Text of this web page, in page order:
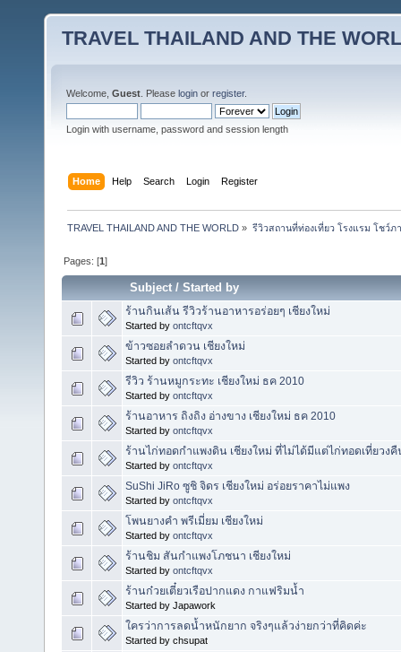
TRAVEL THAILAND AND THE
Welcome, Guest . Please login or register.
Login with username, password and session length
Home Help Search Login Register
TRAVEL THAILAND AND THE WORLD » รีวิวสถานที่ท่องเที่ยว โรงแรม โชว์ภ
Pages: [1]
Subject/Started by
ร้านกินเส้น รีวิวร้านอาหารอร่อยๆ เชียงใหม่
Started by ontcftqvx
ข้าวซอยลำดวน เชียงใหม่
Started by ontcftqvx
รีวิว ร้านหมูกระทะ เชียงใหม่ ธค 2010
Started by ontcftqvx
ร้านอาหาร ถิงถิง อ่างขาง เชียงใหม่ ธค 2010
Started by ontcftqvx
ร้านไก่ทอดกำแพงดิน เชียงใหม่ ที่ไม่ได้มีแต่ไก่ทอดเที่ยวงคื
Started by ontcftqvx
SuShi JiRo ซูชิ จิดร เชียงใหม่ อร่อยราคาไม่แพง
Started by ontcftqvx
โพนยางคำ พรีเมี่ยม เชียงใหม่
Started by ontcftqvx
ร้านชิม สันกำแพงโภชนา เชียงใหม่
Started by ontcftqvx
ร้านก๋วยเตี๋ยวเรือปากแดง กาแฟริมน้ำ
Started by Japawork
ใครว่าการลดน้ำหนักยาก จริงๆแล้วง่ายกว่าที่คิดค่ะ
Started by chsupat